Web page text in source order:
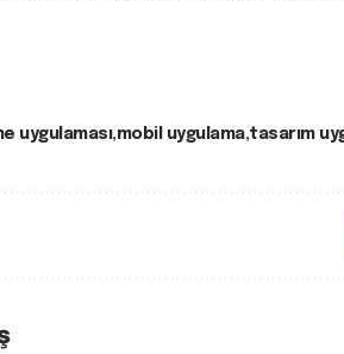
uygulaması mobil uygulama tasarım